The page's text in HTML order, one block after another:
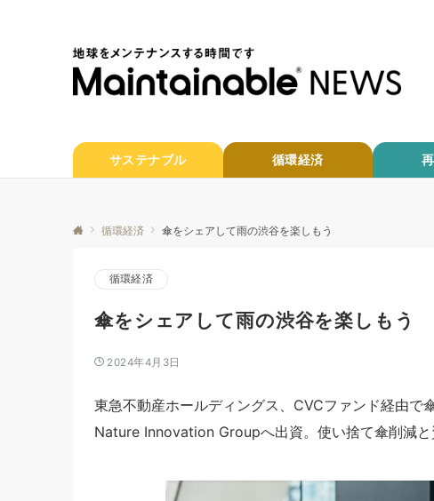
サステナブル 循環経済
循環経済 傘をシェアして雨の渋谷を楽しもう
循環経済
傘をシェアして雨の渋谷を楽しもう
2024年4月3日
東急不動産ホールディングス、CVCファンド経由で
Nature Innovation Groupへ出資。使い捨て傘削減と